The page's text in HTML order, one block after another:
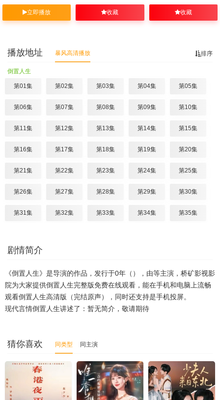
立即播放 收藏 收藏
排序
播放地址 暴风高清播放
倒置人生
第01集 第02集 第03集 第04集 第05集
第06集 第07集 第08集 第09集 第10集
第11集 第12集 第13集 第14集 第15集
第16集 第17集 第18集 第19集 第20集
第21集 第22集 第23集 第24集 第25集
第26集 第27集 第28集 第29集 第30集
第31集 第32集 第33集 第34集 第35集
第41集
第46集 第47集 第48集 第49集 第50集
第51集 第52集 第53集 第54集 第55集
第61集
剧情简介
《倒置人生》是导演的作品，发行于0年（），由等主演，桥矿影视影
院为大家提供倒置人生完整版免费在线观看，能在手机和电脑上流畅
观看倒置人生高清版（完结原声），同时还支持是手机投屏。
现代言情倒置人生讲述了：暂无简介，敬请期待
猜你喜欢 同类型 同主演